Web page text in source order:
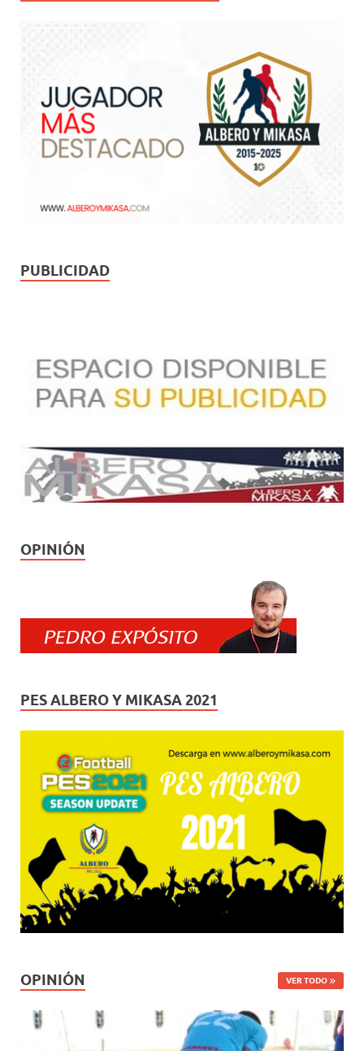
PUBLICIDAD
OPINIÓN
PES ALBERO Y MIKASA 2021
OPINIÓN VER TODO